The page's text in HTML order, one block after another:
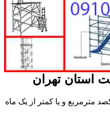
استان تهران
مترمربع و یا کمتر از یک ماه